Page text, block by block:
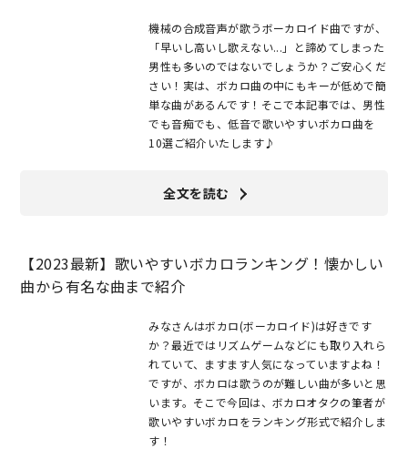
機械の合成音声が歌うボーカロイド曲ですが、
「早いし高いし歌えない...」と諦めてしまった
男性も多いのではないでしょうか？ご安心くだ
さい！実は、ボカロ曲の中にもキーが低めで簡
単な曲があるんです！そこで本記事では、男性
でも音痴でも、低音で歌いやすいボカロ曲を
10選ご紹介いたします♪
全文を読む
【2023最新】歌いやすいボカロランキング！懐かしい
曲から有名な曲まで紹介
みなさんはボカロ(ボーカロイド)は好きです
か？最近ではリズムゲームなどにも取り入れら
れていて、ますます人気になっていますよね！
ですが、ボカロは歌うのが難しい曲が多いと思
います。そこで今回は、ボカロオタクの筆者が
歌いやすいボカロをランキング形式で紹介しま
す！